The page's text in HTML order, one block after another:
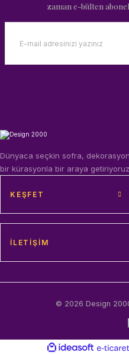
zaman e-bülten
Dünyaca seçkin sofra,
bir kürasyonla bir araya
KEŞFET
İLETIŞIM
© 2026 Design
ideasoft